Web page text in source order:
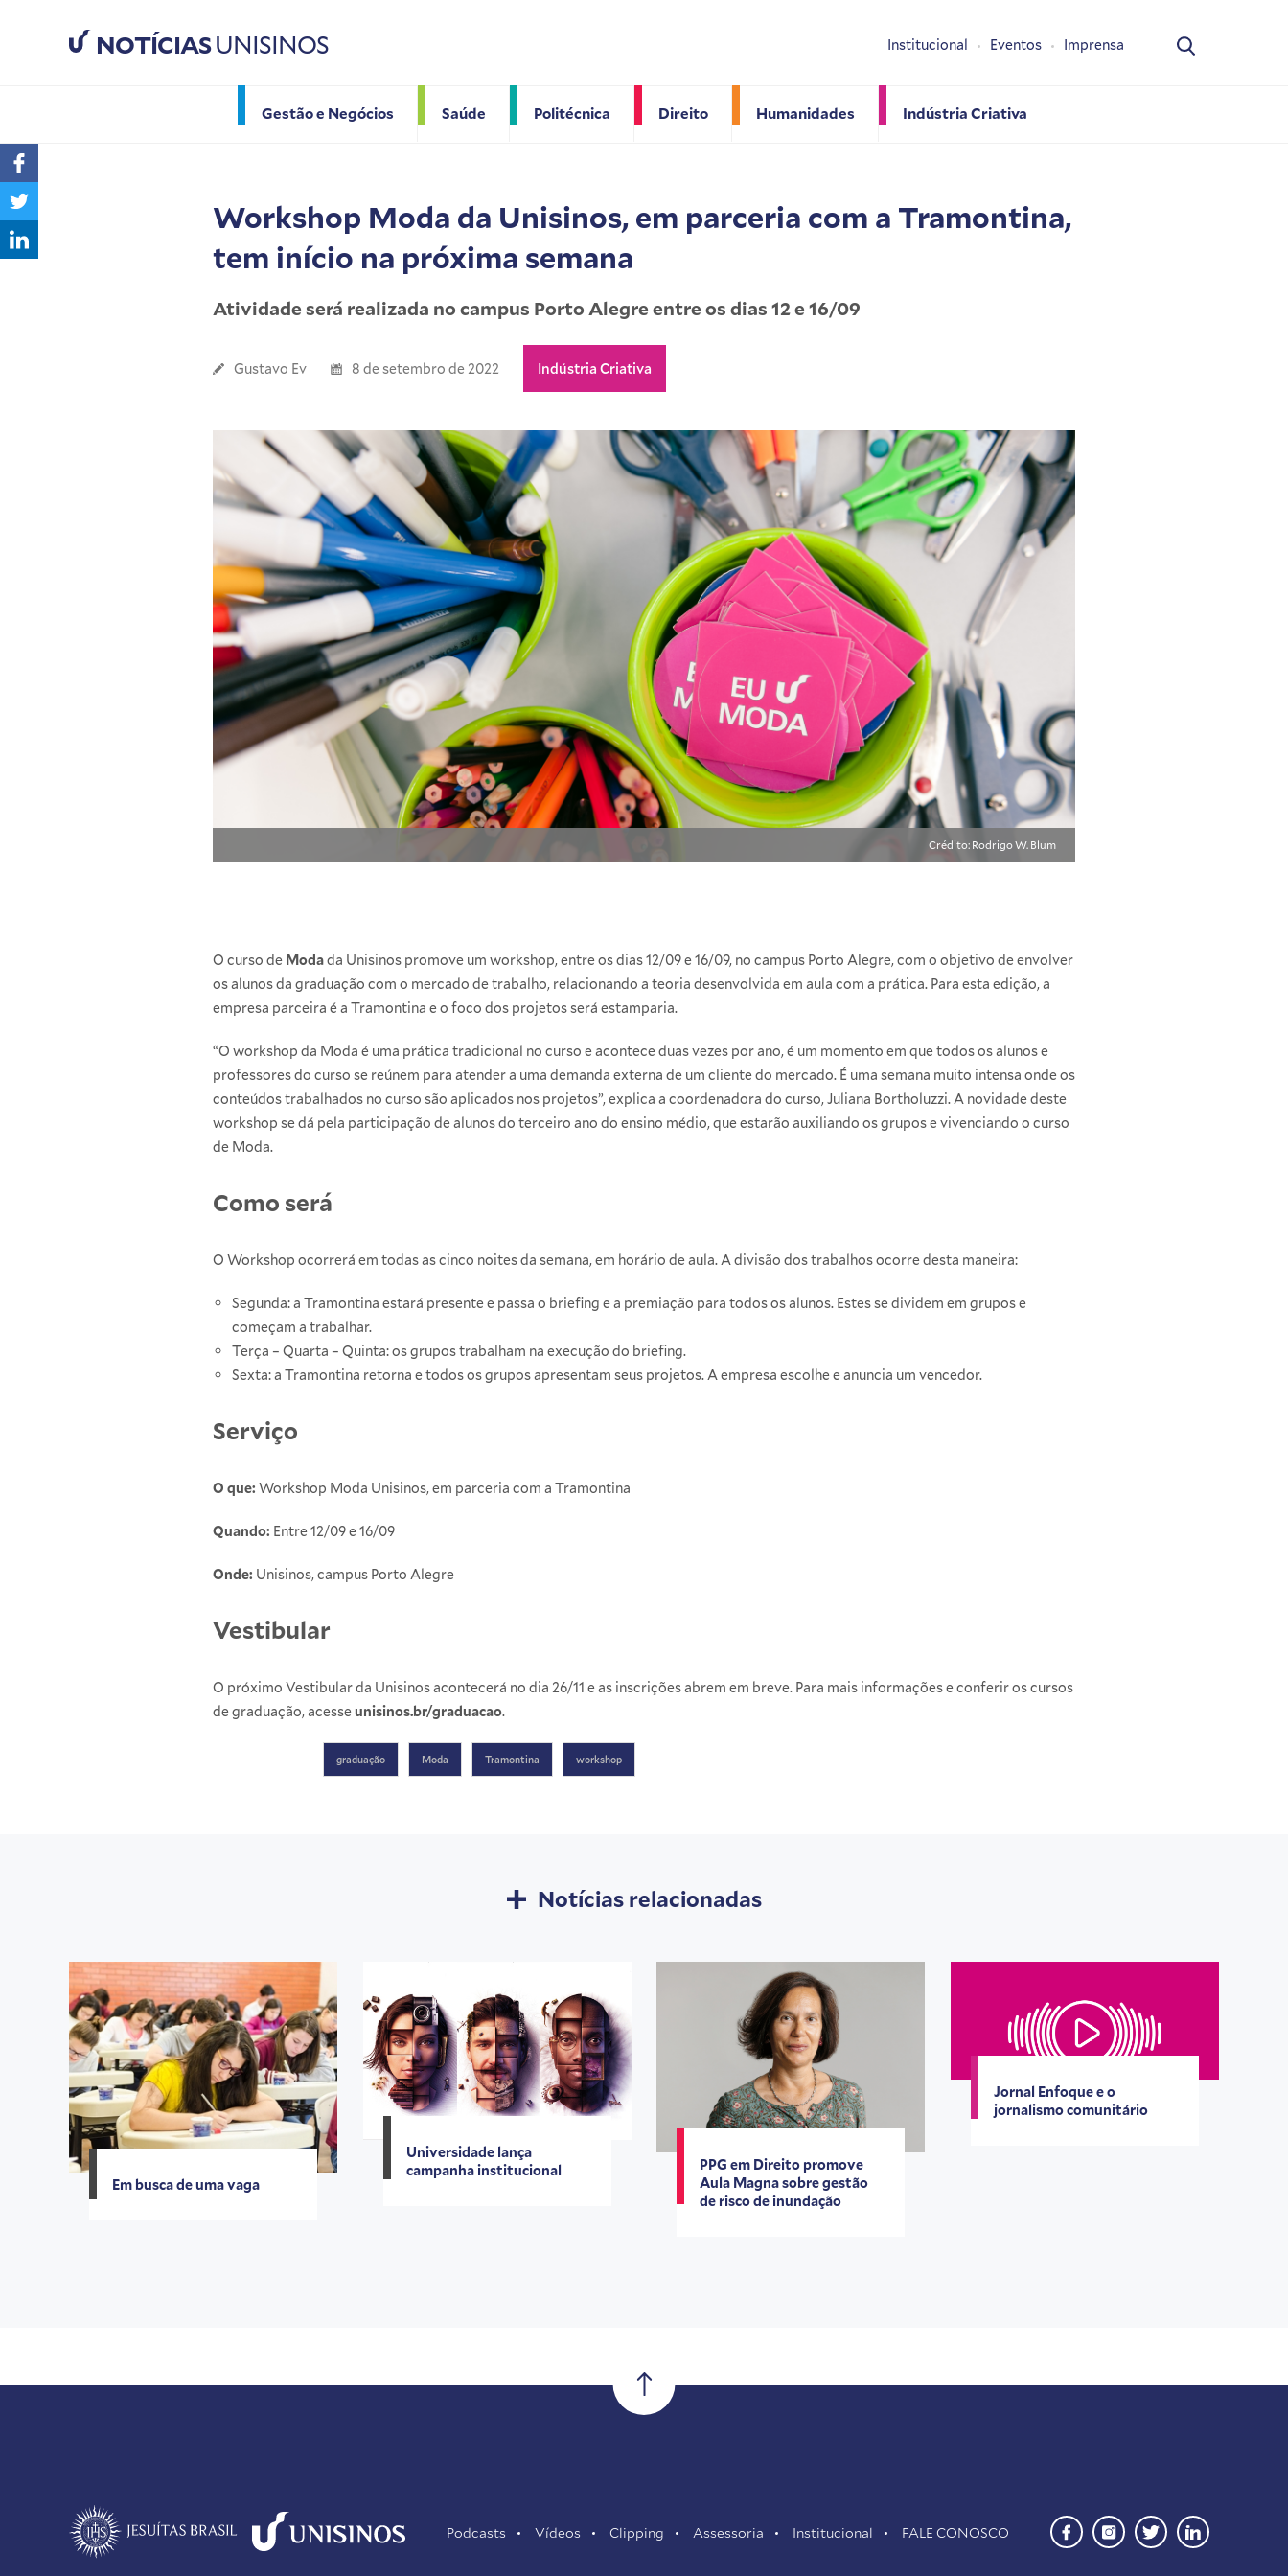
NOTÍCIASUNISINOS
Gestão e Negócios Saúde Politécnica Direito Humanidades Indústria Criativa
Institucional Eventos Imprensa
Workshop Moda da Unisinos, em parceria com a Tramontina,
tem início na próxima semana
Atividade será realizada no campus Porto Alegre entre os dias 12 e 16/09
Gustavo Ev 8 de setembro de 2022 Indústria Criativa
Crédito: Rodrigo W. Blum
O curso de Modada Unisinos promove um workshop, entre os dias 12/09 e 16/09, no campus Porto Alegre, com o objetivo de envolver
os alunos da graduação com o mercado de trabalho, relacionando a teoria desenvolvida em aula com a prática. Para esta edição, a
empresa parceira é a Tramontina e o foco dos projetos será estamparia.
“O workshop da Moda é uma prática tradicional no curso e acontece duas vezes por ano, é um momento em que todos os alunos e
professores do curso se reúnem para atender a uma demanda externa de um cliente do mercado. É uma semana muito intensa onde os
conteúdos trabalhados no curso são aplicados nos projetos”, explica a coordenadora do curso, Juliana Bortholuzzi. A novidade deste
workshop se dá pela participação de alunos do terceiro ano do ensino médio, que estarão auxiliando os grupos e vivenciando o curso
de Moda.
Como será
O Workshop ocorrerá em todas as cinco noites da semana, em horário de aula. A divisão dos trabalhos ocorre desta maneira:
Segunda: a Tramontina estará presente e passa o briefing e a premiação para todos os alunos. Estes se dividem em grupos e
começam a trabalhar.
Terça – Quarta – Quinta: os grupos trabalham na execução do briefing.
Sexta: a Tramontina retorna e todos os grupos apresentam seus projetos. A empresa escolhe e anuncia um vencedor.
Serviço
O que: Workshop Moda Unisinos, em parceria com a Tramontina
Quando: Entre 12/09 e 16/09
Onde: Unisinos, campus Porto Alegre
Vestibular
O próximo Vestibular da Unisinos acontecerá no dia 26/11 e as inscrições abrem em breve. Para mais informações e conferir os cursos
de graduação, acesseunisinos.br/graduacao.
graduação Moda Tramontina workshop
Notícias relacionadas
Em busca de uma vaga
Universidade lança
campanha institucional
PPG em Direito promove
Aula Magna sobre gestão
de risco de inundação
Jornal Enfoque e o
jornalismo comunitário
Podcasts Vídeos Clipping Assessoria Institucional FALE CONOSCO